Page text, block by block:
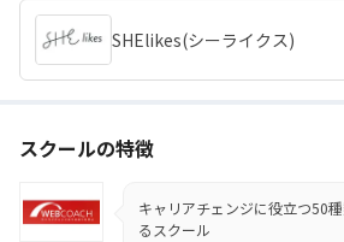
SHElikes(シーライクス)
スクールの特徴
キャリアチェンジに役立つ50
るスクール